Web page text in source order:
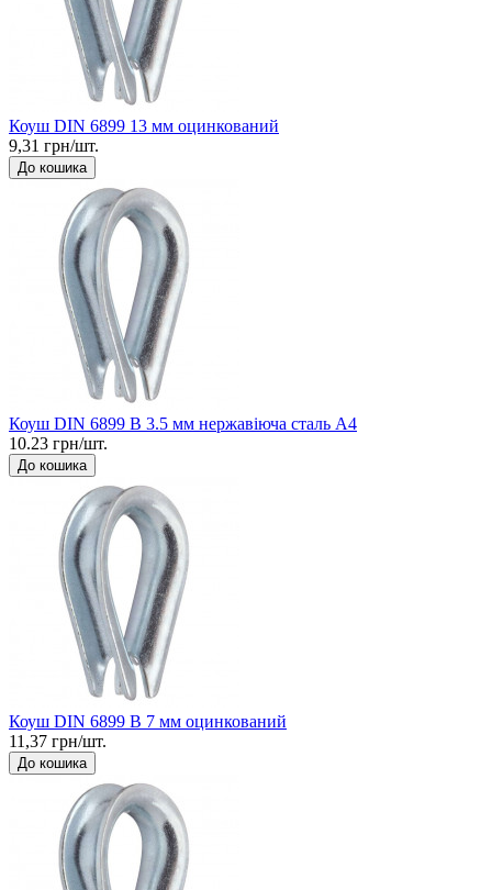
Коуш DIN 6899 13 мм оцинкований
9,31 грн/шт.
До кошика
Коуш DIN 6899 B 3.5 мм нержавіюча сталь А4
10.23 грн/шт.
До кошика
Коуш DIN 6899 B 7 мм оцинкований
11,37 грн/шт.
До кошика